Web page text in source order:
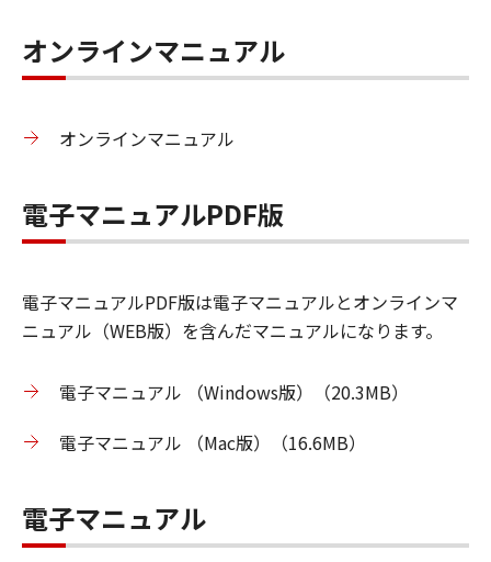
オンラインマニュアル
オンラインマニュアル
電子マニュアルPDF版
電子マニュアルPDF版は電子マニュアルとオンラインマ
ニュアル（WEB版）を含んだマニュアルになります。
電子マニュアル （Windows版）（20.3MB）
電子マニュアル （Mac版）（16.6MB）
電子マニュアル